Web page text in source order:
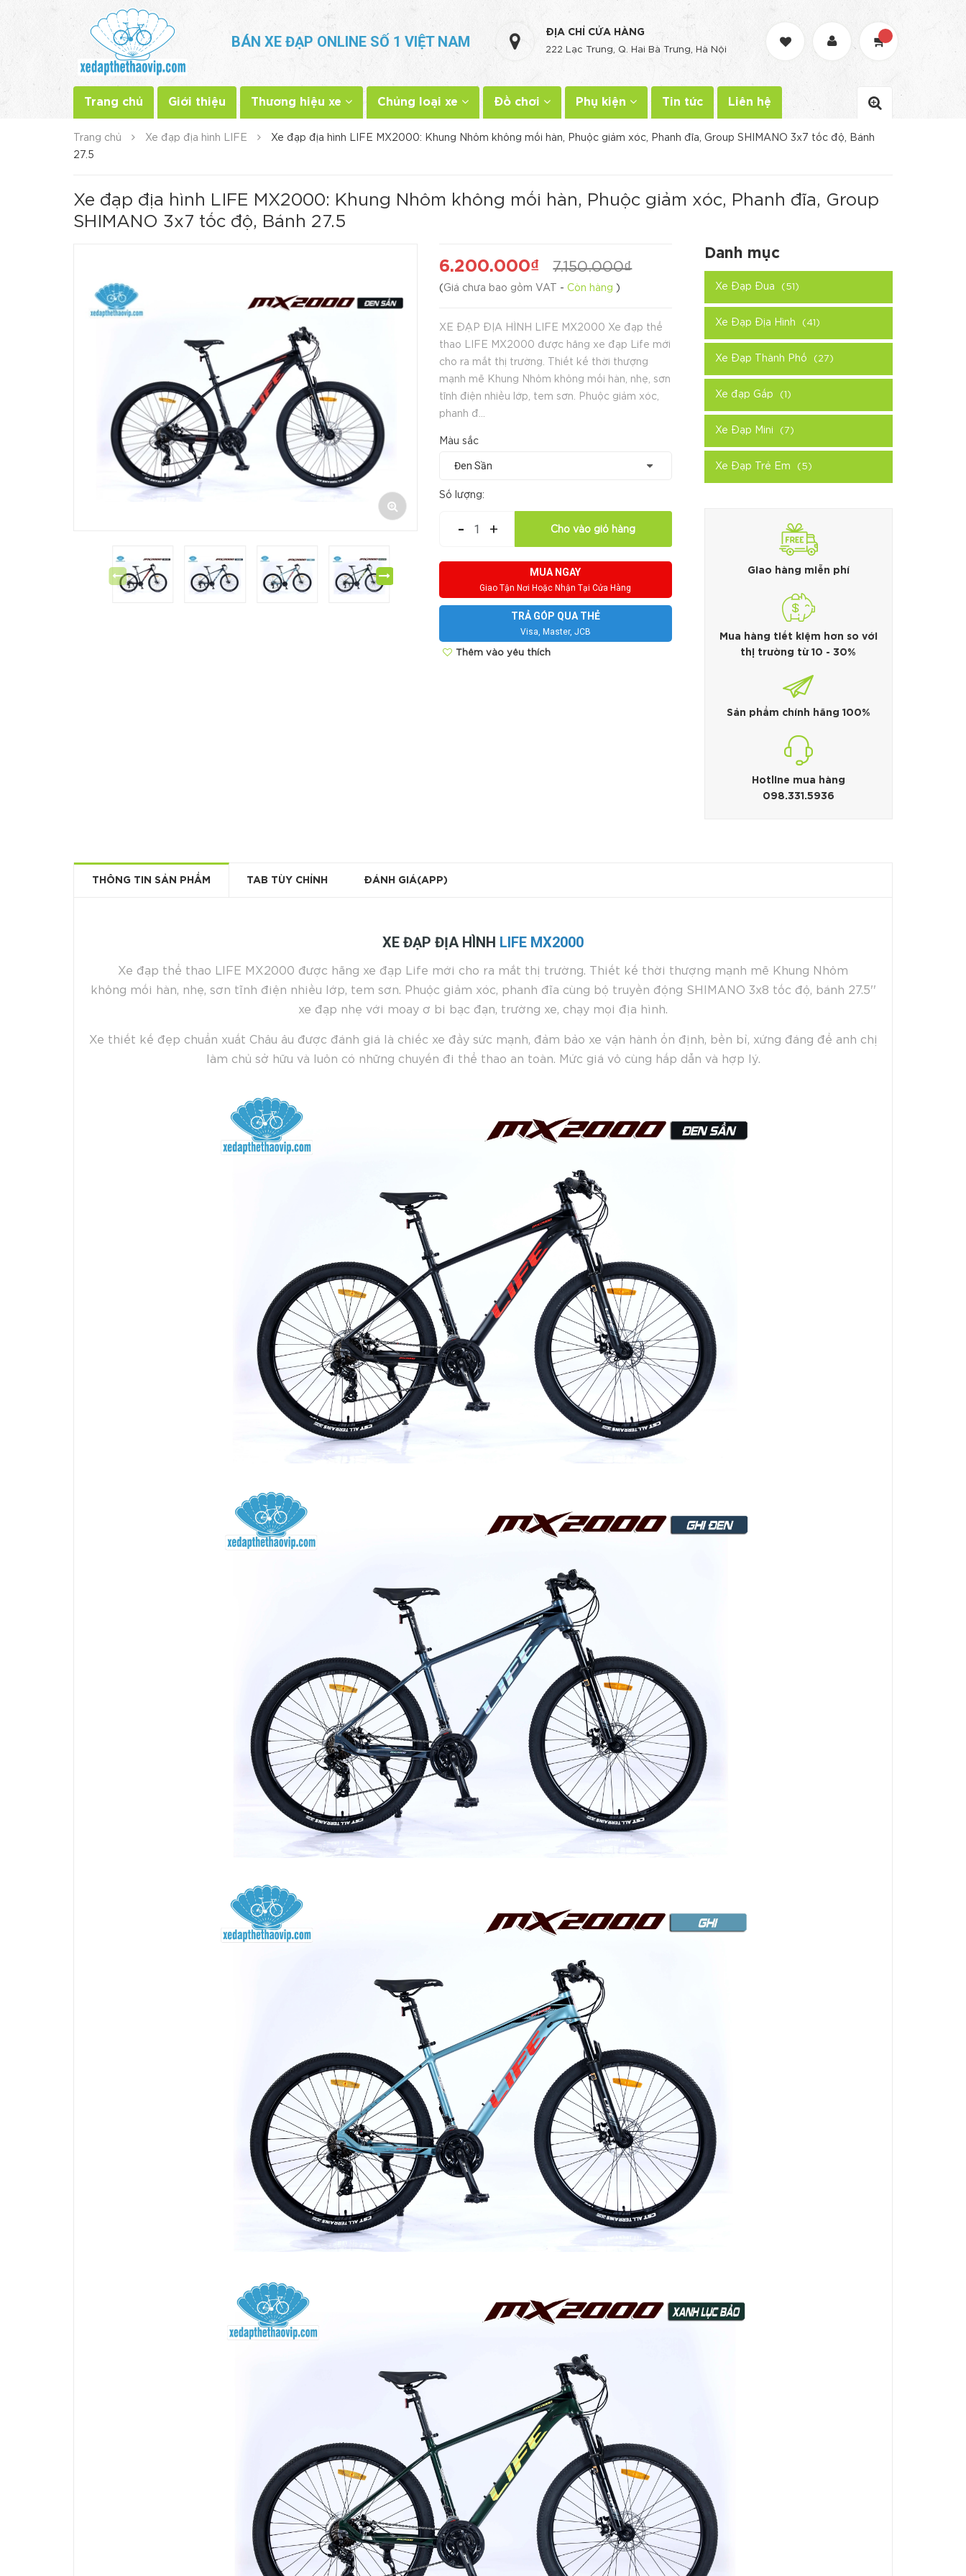
BÁN XE ĐẠP ONLINE SỐ 1 VIỆT NAM
ĐỊA CHỈ CỬA HÀNG
222 Lạc Trung, Q. Hai Bà Trưng, Hà Nội
Trang chủ Giới thiệu Thương hiệu xe Chủng loại xe Đồ chơi Phụ kiện Tin tức Liên hệ
Trang chủ Xe đạp địa hình LIFE
Xe đạp địa hình LIFE MX2000: Khung Nhôm không mối hàn, Phuộc giảm xóc, Phanh đĩa, Group SHIMANO 3x7 tốc độ, Bánh
27.5
Xe đạp địa hình LIFE MX2000: Khung Nhôm không mối hàn, Phuộc giảm xóc, Phanh đĩa, Group
SHIMANO 3x7 tốc độ, Bánh 27.5
Danh mục
Xe Đạp Đua (51)
Xe Đạp Địa Hình (41)
Xe Đạp Thành Phố (27)
Xe đạp Gấp (1)
Xe Đạp Mini (7)
Xe Đạp Trẻ Em (5)
Giao hàng miễn phí
Mua hàng tiết kiệm hơn so với
thị trường từ 10 - 30%
Sản phẩm chính hãng 100%
Hotline mua hàng
098.331.5936
6.200.000₫ 7.150.000₫
( Giá chưa bao gồm VAT -Còn hàng )
XE ĐẠP ĐỊA HÌNH LIFE MX2000 Xe đạp thể
thao LIFE MX2000 được hãng xe đạp Life mới
cho ra mắt thị trường. Thiết kế thời thượng
mạnh mẽ Khung Nhôm không mối hàn, nhẹ, sơn
tĩnh điện nhiều lớp, tem sơn. Phuộc giảm xóc,
phanh đ...
Màu sắc
Số lượng:
- + Cho vào giỏ hàng
MUA NGAY
Giao Tận Nơi Hoặc Nhận Tại Cửa Hàng
TRẢ GÓP QUA THẺ
Visa, Master, JCB
Thêm vào yêu thích
THÔNG TIN SẢN PHẨM TAB TÙY CHỈNH ĐÁNH GIÁ(APP)
XE ĐẠP ĐỊA HÌNH LIFE MX2000
Xe đạp thể thao LIFE MX2000 được hãng xe đạp Life mới cho ra mắt thị trường. Thiết kế thời thượng mạnh mẽ Khung Nhôm
không mối hàn, nhẹ, sơn tĩnh điện nhiều lớp, tem sơn. Phuộc giảm xóc, phanh đĩa cùng bộ truyền động SHIMANO 3x8 tốc độ, bánh 27.5''
xe đạp nhẹ với moay ơ bi bạc đạn, trường xe, chạy mọi địa hình.
Xe thiết kế đẹp chuẩn xuất Châu âu được đánh giá là chiếc xe đầy sức mạnh, đảm bảo xe vận hành ổn định, bền bỉ, xứng đáng để anh chị
làm chủ sở hữu và luôn có những chuyến đi thể thao an toàn. Mức giá vô cùng hấp dẫn và hợp lý.